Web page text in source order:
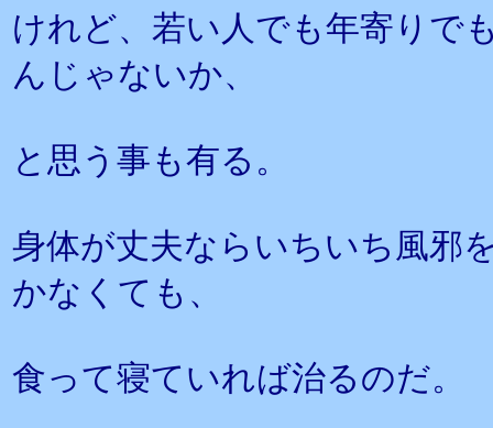
けれど、若い人でも年寄りで
んじゃないか、
と思う事も有る。
身体が丈夫ならいちいち風邪
かなくても、
食って寝ていれば治るのだ。